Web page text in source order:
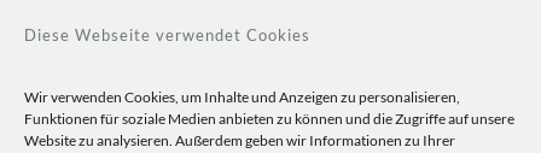
Diese Webseite verwendet Cookies
Wir verwenden Cookies, um Inhalte und Anzeigen zu personalisieren,
Funktionen für soziale Medien anbieten zu können und die Zugriffe auf unsere
Website zu analysieren. Außerdem geben wir Informationen zu Ihrer